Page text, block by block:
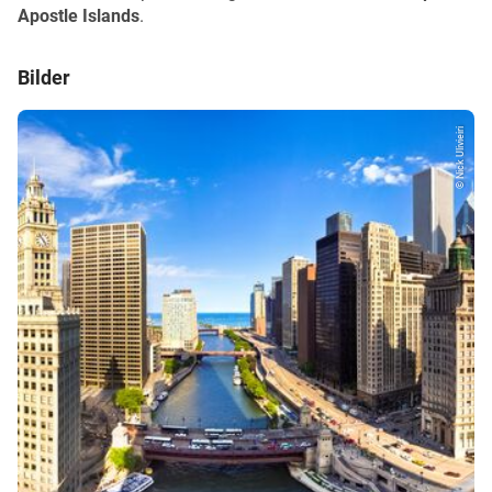
Apostle Islands.
Bilder
© Nick Ulivieiri